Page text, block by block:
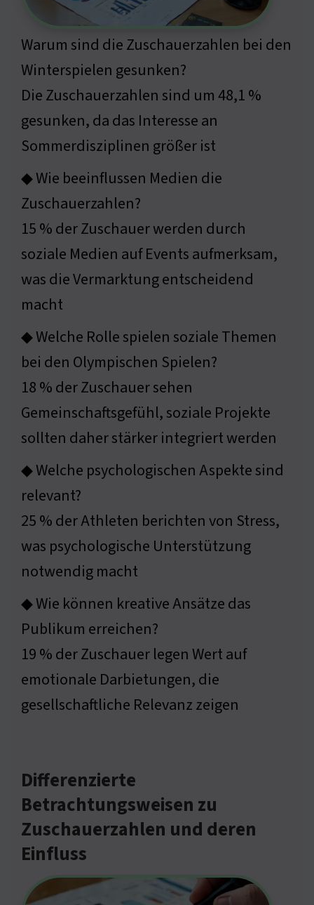
Warum sind die Zuschauerzahlen bei den
Winterspielen gesunken?
Die Zuschauerzahlen sind um 48,1 %
gesunken, da das Interesse an
Sommerdisziplinen größer ist
◆ Wie beeinflussen Medien die
Zuschauerzahlen?
15 % der Zuschauer werden durch
soziale Medien auf Events aufmerksam,
was die Vermarktung entscheidend
macht
◆ Welche Rolle spielen soziale Themen
bei den Olympischen Spielen?
18 % der Zuschauer sehen
Gemeinschaftsgefühl, soziale Projekte
sollten daher stärker integriert werden
◆ Welche psychologischen Aspekte sind
relevant?
25 % der Athleten berichten von Stress,
was psychologische Unterstützung
notwendig macht
◆ Wie können kreative Ansätze das
Publikum erreichen?
19 % der Zuschauer legen Wert auf
emotionale Darbietungen, die
gesellschaftliche Relevanz zeigen
Differenzierte
Betrachtungsweisen zu
Zuschauerzahlen und deren
Einfluss